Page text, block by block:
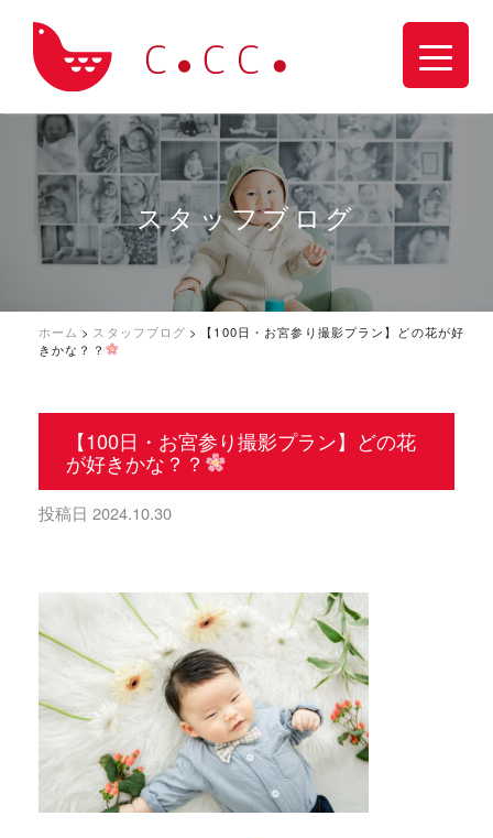
スタッフブログ
ホーム > スタッフブログ >
【100日・お宮参り撮影プラン】どの花が好
きかな？？
【100日・お宮参り撮影プラン】どの花
が好きかな？？
投稿日 2024.10.30